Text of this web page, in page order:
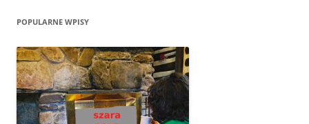
POPULARNE WPISY